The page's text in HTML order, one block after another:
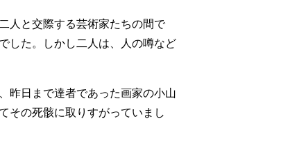
人と交際する芸術家たちの間で
した。しかし二人は、人の噂など
昨日まで達者であった画家の小山
その死骸に取りすがっていまし